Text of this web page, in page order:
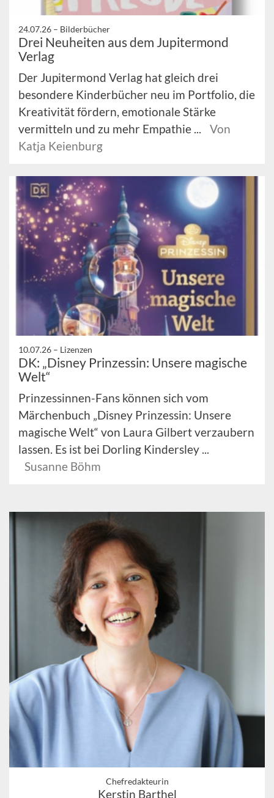
24.07.26 – Bilderbücher
Drei Neuheiten aus dem Jupitermond
Verlag
Der Jupitermond Verlag hat gleich drei
besondere Kinderbücher neu im Portfolio, die
Kreativität fördern, emotionale Stärke
vermitteln und zu mehr Empathie ...
Von
Katja Keienburg
10.07.26 – Lizenzen
DK: „Disney Prinzessin: Unsere magische
Welt“
Prinzessinnen-Fans können sich vom
Märchenbuch „Disney Prinzessin: Unsere
magische Welt“ von Laura Gilbert verzaubern
lassen. Es ist bei Dorling Kindersley ...
Susanne Böhm
Chefredakteurin
Kerstin Barthel